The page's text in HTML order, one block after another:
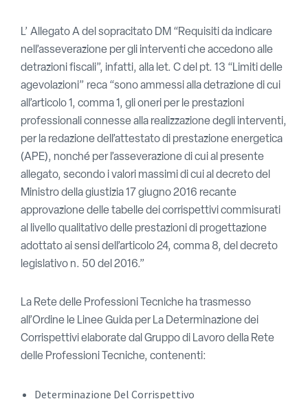
L’ Allegato A del sopracitato DM “Requisiti da indicare
nell’asseverazione per gli interventi che accedono alle
detrazioni fiscali”, infatti, alla let. C del pt. 13 “Limiti delle
agevolazioni” reca “sono ammessi alla detrazione di cui
all’articolo 1, comma 1, gli oneri per le prestazioni
professionali connesse alla realizzazione degli interventi,
per la redazione dell’attestato di prestazione energetica
(APE), nonché per l’asseverazione di cui al presente
allegato, secondo i valori massimi di cui al decreto del
Ministro della giustizia 17 giugno 2016 recante
approvazione delle tabelle dei corrispettivi commisurati
al livello qualitativo delle prestazioni di progettazione
adottato ai sensi dell’articolo 24, comma 8, del decreto
legislativo n. 50 del 2016.”
La Rete delle Professioni Tecniche ha trasmesso
all’Ordine le Linee Guida per La Determinazione dei
Corrispettivi elaborate dal Gruppo di Lavoro della Rete
delle Professioni Tecniche, contenenti:
Determinazione Del Corrispettivo